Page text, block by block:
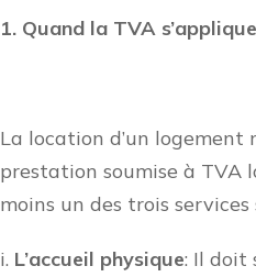
1. Quand la TVA
La location d’un logement
prestation soumise à TVA
moins un des trois services
i. L’accueil physique: Il doit